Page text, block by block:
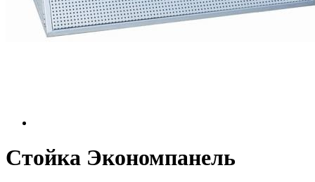
Стойка Экономпанель